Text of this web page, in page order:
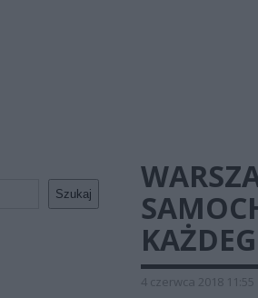
Szukaj
4 czerwca 2018 11:55